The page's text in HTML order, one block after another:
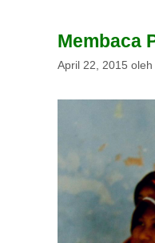
Membaca
April 22, 2015 oleh